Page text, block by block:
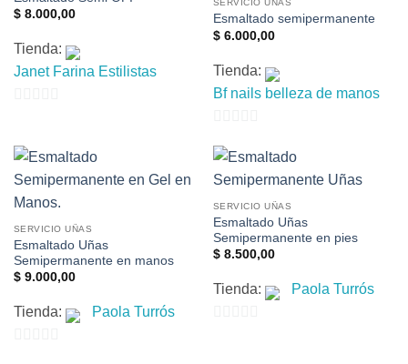
$8.000,00
Tienda:
Janet Farina Estilistas
5
SERVICIO UÑAS
Esmaltado semipermanente
$6.000,00
Tienda:
Bf nails belleza de manos
de
5
SERVICIO UÑAS
Esmaltado Uñas
Semipermanente en manos
$9.000,00
Tienda: Paola Turrós
SERVICIO UÑAS
Esmaltado Uñas
Semipermanente en pies
$8.500,00
Tienda: Paola Turrós